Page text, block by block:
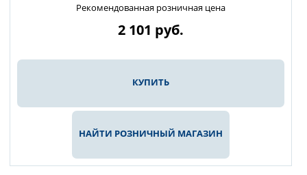
Рекомендованная розничная цена
2 101 руб.
КУПИТЬ
НАЙТИ РОЗНИЧНЫЙ МАГАЗИН